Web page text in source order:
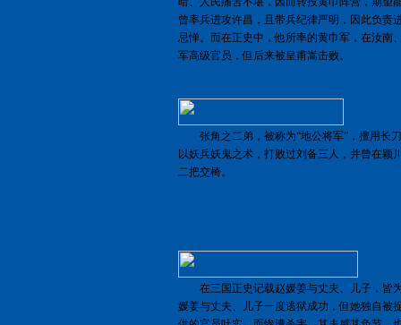
曾率兵进攻许昌，且带兵纪律严明，因此负责
忌惮。而在正史中，他所率的黄巾军，在汝南
军高级官员，但后来被皇甫嵩击败。
张角之二弟，被称为“地公将军”，擅用长
以妖兵妖鬼之术，打败过刘备三人，并曾在颖
二把交椅。
在三国正史记载赵媛姜与丈夫、儿子，皆
媛姜与丈夫、儿子一度逃狱成功，但她独自被